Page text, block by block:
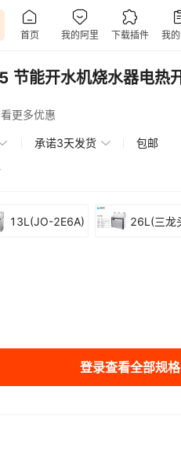
节能开水机烧水器电热
更多优惠
承诺3天发货 包邮
13L(JO-2E6A) 26L(三龙
登录查看全部规格